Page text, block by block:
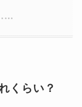
くらい？